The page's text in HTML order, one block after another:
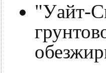
"Уайт-